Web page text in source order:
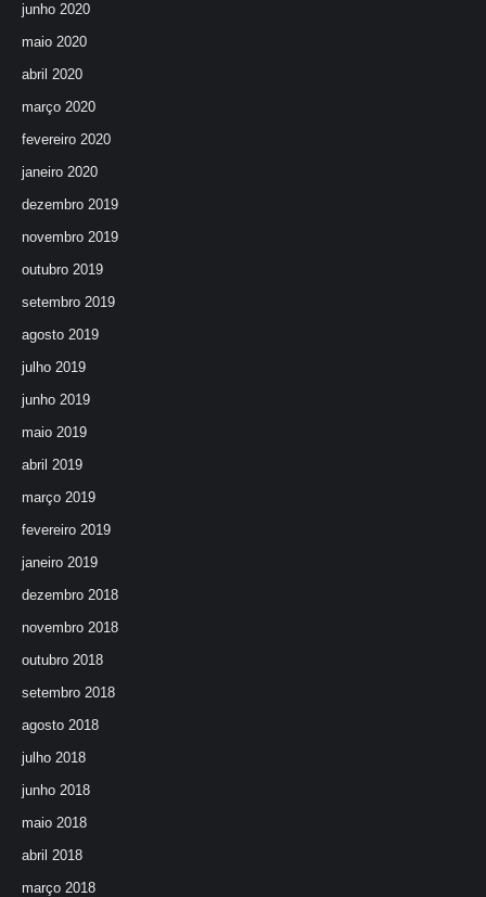
junho 2020
maio 2020
abril 2020
março 2020
fevereiro 2020
janeiro 2020
dezembro 2019
novembro 2019
outubro 2019
setembro 2019
agosto 2019
julho 2019
junho 2019
maio 2019
abril 2019
março 2019
fevereiro 2019
janeiro 2019
dezembro 2018
novembro 2018
outubro 2018
setembro 2018
agosto 2018
julho 2018
junho 2018
maio 2018
abril 2018
março 2018